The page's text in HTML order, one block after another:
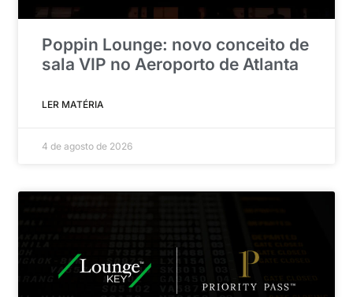
Poppin Lounge: novo conceito de
sala VIP no Aeroporto de Atlanta
LER MATÉRIA
4 de agosto de 2026